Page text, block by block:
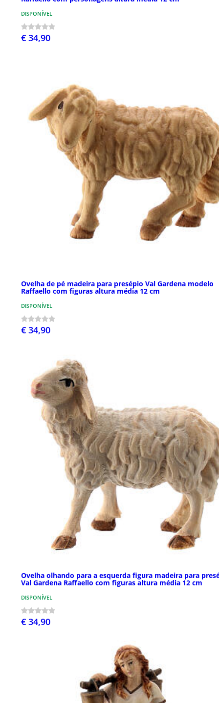
DISPONÍVEL
€ 34,90
Ovelha de pé madeira para presépio Val Gardena modelo
Raffaello com figuras altura média 12 cm
DISPONÍVEL
€ 34,90
Ovelha olhando para a esquerda figura madeira para
Val Gardena Raffaello com figuras altura média 12 cm
DISPONÍVEL
€ 34,90